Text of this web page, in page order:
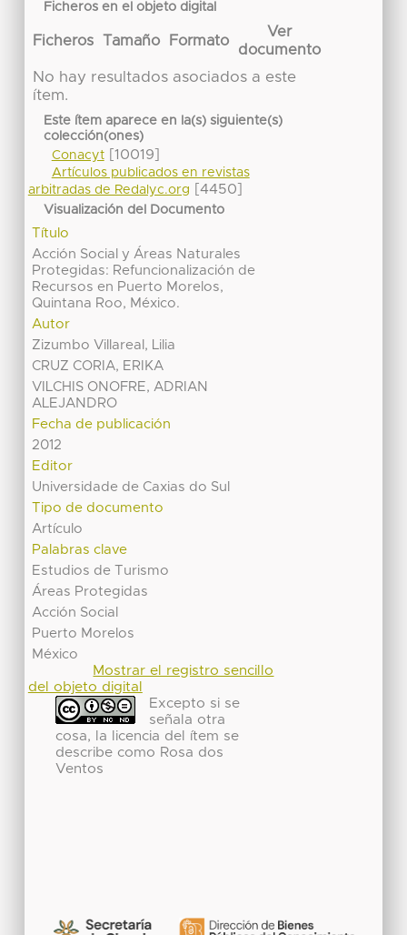
Ficheros en el objeto digital
Ficheros Tamaño Formato
Ver
documento
No hay resultados asociados a este
ítem.
Este ítem aparece en la(s) siguiente(s)
colección(ones)
Conacyt[10019]
Artículos publicados en revistas
arbitradas de Redalyc.org
[4450]
Visualización del Documento
Título
Acción Social y Áreas Naturales
Protegidas: Refuncionalización de
Recursos en Puerto Morelos,
Quintana Roo, México.
Autor
Zizumbo Villareal, Lilia
CRUZ CORIA, ERIKA
VILCHIS ONOFRE, ADRIAN
ALEJANDRO
Fecha de publicación
2012
Editor
Universidade de Caxias do Sul
Tipo de documento
Artículo
Palabras clave
Estudios de Turismo
Áreas Protegidas
Acción Social
Puerto Morelos
México
Mostrar el registro sencillo
del objeto digital
Excepto si se
señala otra
cosa, la licencia del ítem se
describe como Rosa dos
Ventos